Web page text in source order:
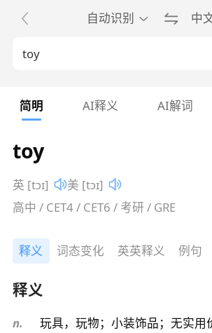
自动识别 中
简明 AI释义 AI解词
toy
英 [tɔɪ] 美 [tɔɪ]
高中 / CET4 / CET6 / 考研 / GRE
释义 词态变化 英英释义 例句
释义
n.
玩具，玩物；小装饰品；无实用